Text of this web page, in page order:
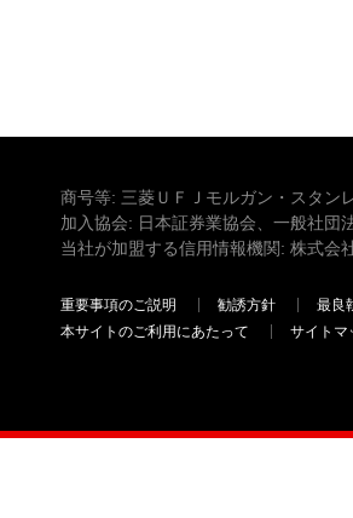
商号等: 三菱ＵＦＪモルガン・スタ
加入協会: 日本証券業協会、一般社団
当社が加盟する信用情報機関: 株式会
重要事項のご説明 勧誘方針 最良
本サイトのご利用にあたって
サイトマ